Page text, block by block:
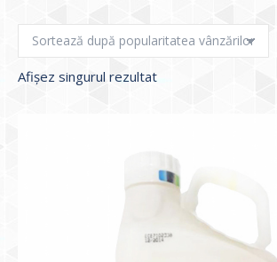
Afișez singurul rezultat